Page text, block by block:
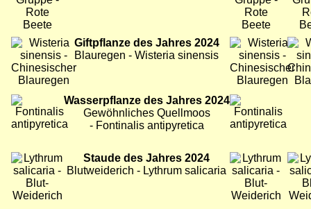
Bild
Giftpflanze des Jahres 2024
Blauregen - Wisteria sinensis
Bild Bild
Bild
Wasserpflanze des Jahres 2024
Gewöhnliches Quellmoos
- Fontinalis antipyretica
Bild
Bild
Staude des Jahres 2024
Blutweiderich - Lythrum salicaria
Bild Bild